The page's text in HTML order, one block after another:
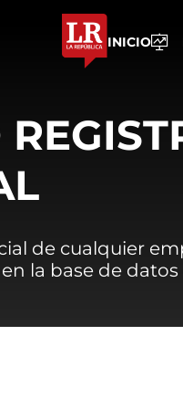
INICIO
de cualquier
la base de